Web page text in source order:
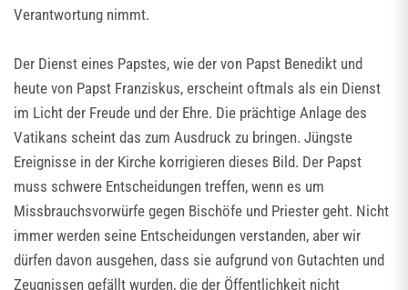
Verantwortung nimmt.
Der Dienst eines Papstes, wie der von Papst Benedikt und
heute von Papst Franziskus, erscheint oftmals als ein Dienst
im Licht der Freude und der Ehre. Die prächtige Anlage des
Vatikans scheint das zum Ausdruck zu bringen. Jüngste
Ereignisse in der Kirche korrigieren dieses Bild. Der Papst
muss schwere Entscheidungen treffen, wenn es um
Missbrauchsvorwürfe gegen Bischöfe und Priester geht. Nicht
immer werden seine Entscheidungen verstanden, aber wir
dürfen davon ausgehen, dass sie aufgrund von Gutachten und
Zeugnissen gefällt wurden, die der Öffentlichkeit nicht